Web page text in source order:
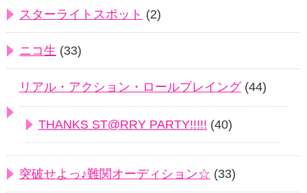
スターライトスポット (2)
ニコ生 (33)
リアル・アクション・ロールプレイング(44)
THANKS ST@RRY PARTY!!!!! (40)
突破せよっ♪難関オーディション☆ (33)